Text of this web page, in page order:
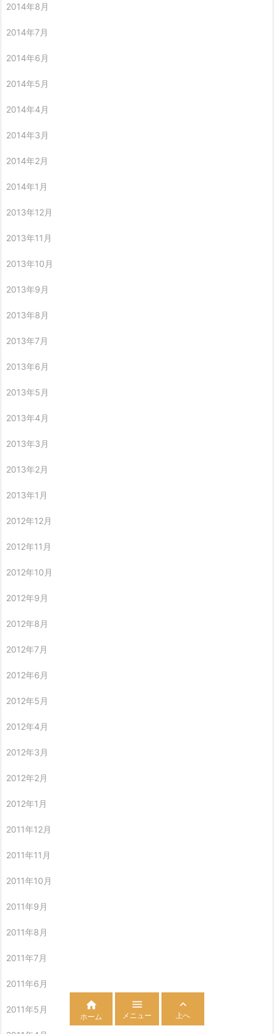
2014年8月
2014年7月
2014年6月
2014年5月
2014年4月
2014年3月
2014年2月
2014年1月
2013年12月
2013年11月
2013年10月
2013年9月
2013年8月
2013年7月
2013年6月
2013年5月
2013年4月
2013年3月
2013年2月
2013年1月
2012年12月
2012年11月
2012年10月
2012年9月
2012年8月
2012年7月
2012年6月
2012年5月
2012年4月
2012年3月
2012年2月
2012年1月
2011年12月
2011年11月
2011年10月
2011年9月
2011年8月
2011年7月
2011年6月
2011年5月 
ホーム

メニュー

上へ